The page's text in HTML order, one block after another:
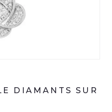
DIAMANTS SUR